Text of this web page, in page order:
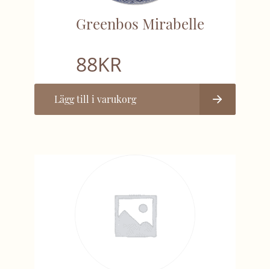
Greenbos Mirabelle
88KR
Lägg till i varukorg